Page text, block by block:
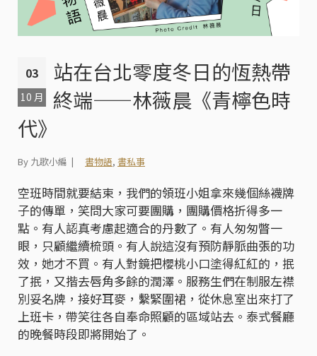
03
10 月
站在台北零度冬日的恆熱帶
終端——林薇晨《青檸色時
代》
By 九歌小編 書物語, 書私事
空班時間就要結束，我們的領班小姐拿來幾個絲襪牌
子的傳單，笑問大家可要團購，團購價格折得多一
點。有人認真考慮起適合的丹數了。有人匆匆瞥一
眼，只顧繼續梳頭。有人說這沒有預防靜脈曲張的功
效，她才不買。有人對鏡把櫻桃小口塗得紅紅的，抿
了抿，又揩去唇角多餘的潤澤。服務生們在制服左襟
別妥名牌，接好耳麥，繫緊圍裙，從休息室出來打了
上班卡，帶笑往各自奉命照顧的區域站去。泰式餐廳
的晚餐時段即將開始了。